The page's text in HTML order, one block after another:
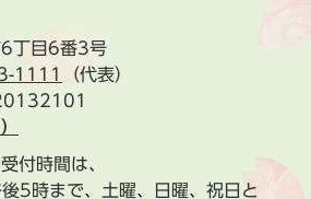
6丁目6番3号
1111
（代表）
付時間は、
5時まで、土曜、日曜、祝日と